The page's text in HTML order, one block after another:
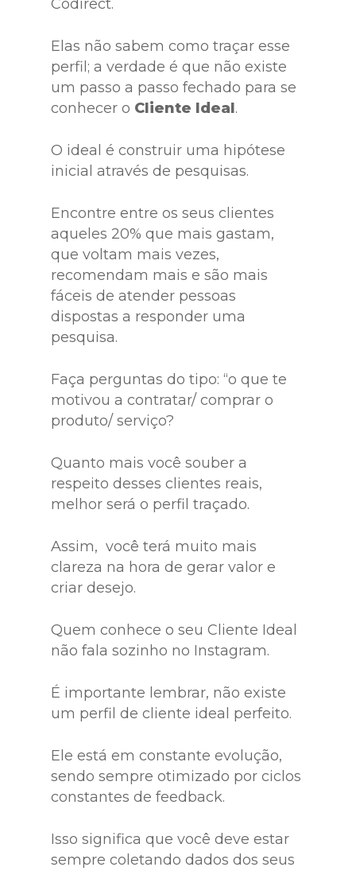
Codirect.
Elas não sabem como traçar esse
perfil; a verdade é que não existe
um passo a passo fechado para se
conhecer o Cliente Ideal.
O ideal é construir uma hipótese
inicial através de pesquisas.
Encontre entre os seus clientes
aqueles 20% que mais gastam,
que voltam mais vezes,
recomendam mais e são mais
fáceis de atender pessoas
dispostas a responder uma
pesquisa.
Faça perguntas do tipo: “o que te
motivou a contratar/ comprar o
produto/ serviço?
Quanto mais você souber a
respeito desses clientes reais,
melhor será o perfil traçado.
Assim, você terá muito mais
clareza na hora de gerar valor e
criar desejo.
Quem conhece o seu Cliente Ideal
não fala sozinho no Instagram.
É importante lembrar, não existe
um perfil de cliente ideal perfeito.
Ele está em constante evolução,
sendo sempre otimizado por ciclos
constantes de feedback.
Isso significa que você deve estar
sempre coletando dados dos seus